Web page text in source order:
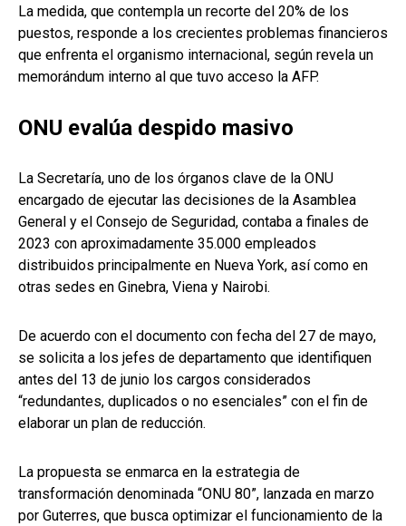
La medida, que contempla un recorte del 20% de los
puestos, responde a los crecientes problemas financieros
que enfrenta el organismo internacional, según revela un
memorándum interno al que tuvo acceso la AFP.
ONU evalúa despido masivo
La Secretaría, uno de los órganos clave de la ONU
encargado de ejecutar las decisiones de la Asamblea
General y el Consejo de Seguridad, contaba a finales de
2023 con aproximadamente 35.000 empleados
distribuidos principalmente en Nueva York, así como en
otras sedes en Ginebra, Viena y Nairobi.
De acuerdo con el documento con fecha del 27 de mayo,
se solicita a los jefes de departamento que identifiquen
antes del 13 de junio los cargos considerados
“redundantes, duplicados o no esenciales” con el fin de
elaborar un plan de reducción.
La propuesta se enmarca en la estrategia de
transformación denominada “ONU 80”, lanzada en marzo
por Guterres, que busca optimizar el funcionamiento de la